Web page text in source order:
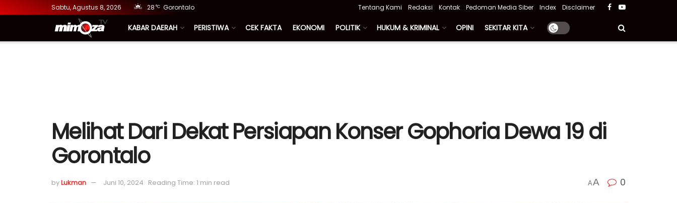
Sabtu, Agustus 8, 2026 28 °C Gorontalo Tentang Kami Redaksi Kontak Pedoman Media Siber Index Disclaimer
KABAR DAERAH PERISTIWA CEK FAKTA EKONOMI POLITIK HUKUM & KRIMINAL OPINI SEKITAR KITA
Melihat Dari Dekat Persiapan Konser Gophoria Dewa 19 di
Gorontalo
byLukman Juni 10, 2024 Reading Time: 1 min read AA 0